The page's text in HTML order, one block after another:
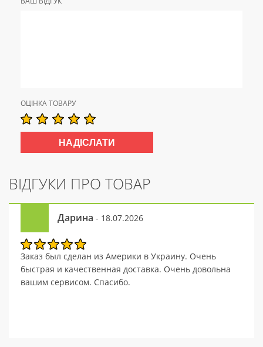
ОЦІНКА ТОВАРУ
ВІДГУКИ ПРО ТОВАР
Дарина - 18.07.2026
Заказ был сделан из Америки в Украину. Очень
быстрая и качественная доставка. Очень довольна
вашим сервисом. Спасибо.